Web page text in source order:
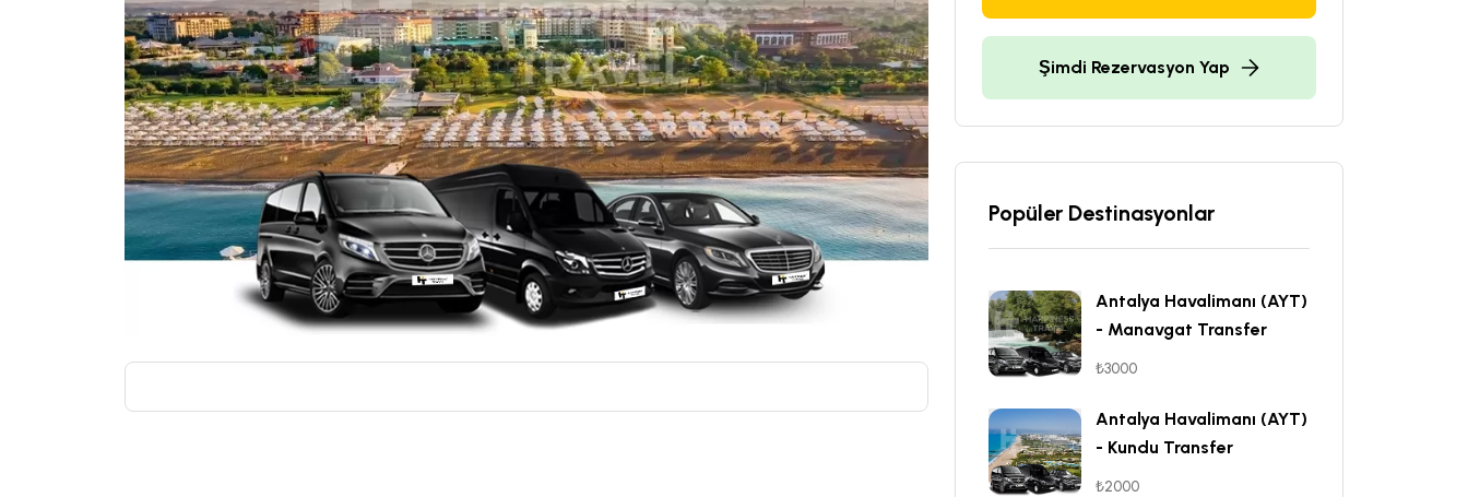
Şimdi Rezervasyon Yap
Popüler Destinasyonlar
Antalya Havalimanı (AYT)
- Manavgat Transfer
₺3000
Antalya Havalimanı (AYT)
- Kundu Transfer
₺2000